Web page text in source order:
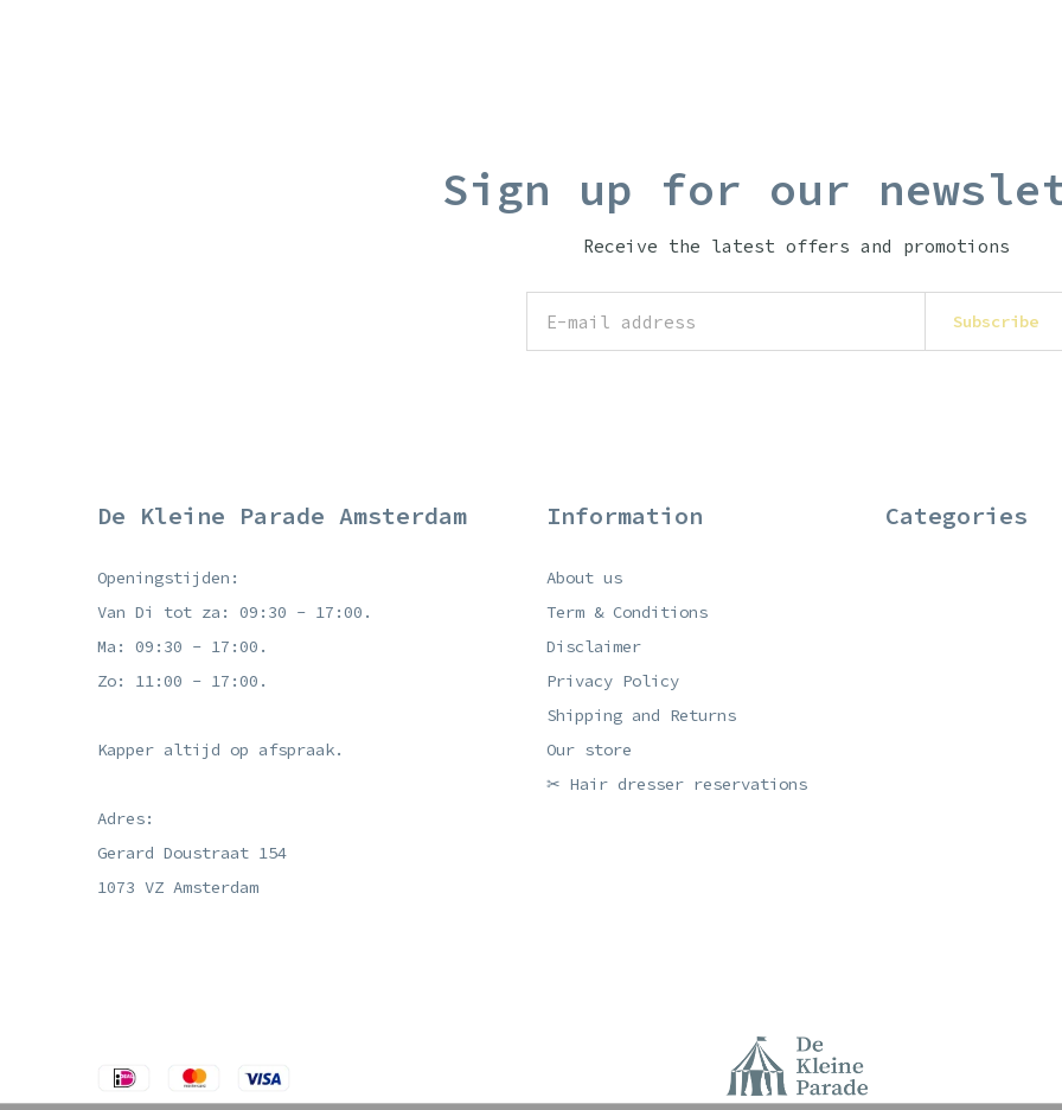
Sign up for our
Receive the latest offers and promotions
Subscribe
De Kleine Parade Amsterdam
Openingstijden:
Van Di tot za: 09:30 - 17:00.
Ma: 09:30 - 17:00.
Zo: 11:00 - 17:00.
Kapper altijd op afspraak.
Adres:
Gerard Doustraat 154
1073 VZ Amsterdam
Information
About us
Term & Conditions
Disclaimer
Privacy Policy
Shipping and Returns
Our store
✂ Hair dresser reservations
Categories